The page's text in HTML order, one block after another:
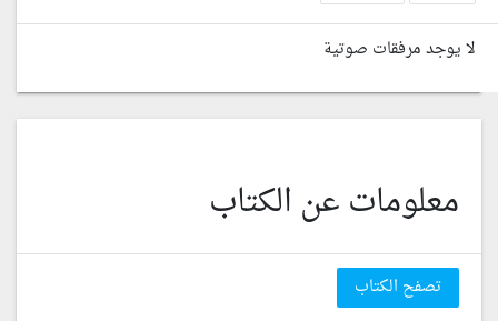
لا يوجد مرفقات صوتية
معلومات عن الكتاب
تصفح الكتاب